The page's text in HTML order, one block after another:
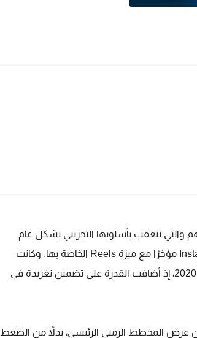
والتي تتعقب بأسلوبها التجريبي بشكل عام
مؤخرًا، تعتبر الميزة مشابهة لردود فعل TikTok، والتي اخذتها Instagram مؤخرًا مع ميزة Reels الخاصة بها. وكانت
منصة تويتر قد أضافت طرق جديدة لمشاركة التغريدات في ديسمبر 2020، إذ أضافت القدرة على تضمين تغريدة في
من عرض المخطط الزمني الرئيسي، بدلاً من الضغط